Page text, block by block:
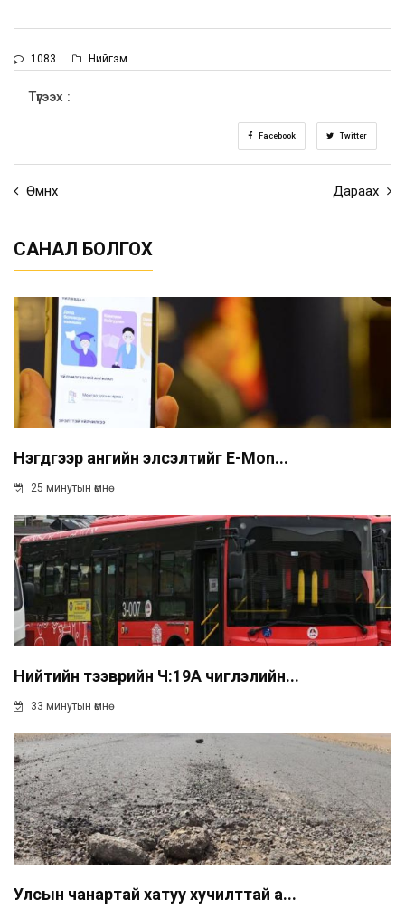
1083 Нийгэм
Түгээх :
Facebook Twitter
Өмнөх Дараах
САНАЛ БОЛГОХ
Нэгдүгээр ангийн элсэлтийг E-Mon...
25 минутын өмнө
Нийтийн тээврийн Ч:19А чиглэлийн...
33 минутын өмнө
Улсын чанартай хатуу хучилттай а...